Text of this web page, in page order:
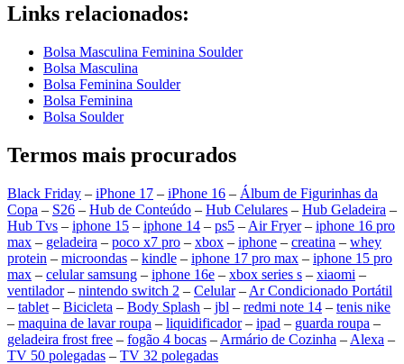
Links relacionados:
Bolsa Masculina Feminina Soulder
Bolsa Masculina
Bolsa Feminina Soulder
Bolsa Feminina
Bolsa Soulder
Termos mais procurados
Black Friday – iPhone 17 – iPhone 16 – Álbum de Figurinhas da
Copa – S26 – Hub de Conteúdo – Hub Celulares – Hub Geladeira –
Hub Tvs – iphone 15 – iphone 14 – ps5 – Air Fryer– iphone 16 pro
max – geladeira – poco x7 pro – xbox – iphone – creatina – whey
protein – microondas – kindle – iphone 17 pro max – iphone 15 pro
max – celular samsung – iphone 16e – xbox series s – xiaomi –
ventilador– nintendo switch 2 – Celular– Ar Condicionado Portátil
– tablet – Bicicleta – Body Splash – jbl – redmi note 14 – tenis nike
– maquina de lavar roupa – liquidificador– ipad – guarda roupa –
geladeira frost free – fogão 4 bocas – Armário de Cozinha – Alexa –
TV 50 polegadas – TV 32 polegadas